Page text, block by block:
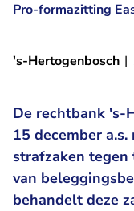
Pro-formazitting
's-Hertogenbosch |
De rechtbank 's-
15 december
strafzaken tegen
van
behandelt deze